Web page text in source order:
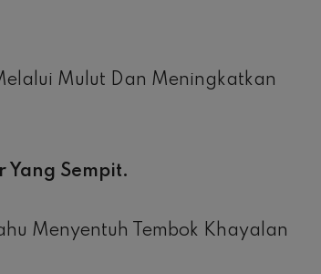
Mulut Dan Meningkatkan
Yang Sempit.
Menyentuh Tembok Khayalan